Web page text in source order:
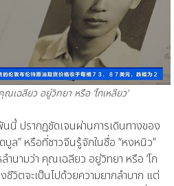
ฉลียว อยู่วิทยา หรือ ‘โกเหลียว’
นี้ ปรากฏชัดเจนผ่านการเดินทางของ
ล” หรือที่ชาวจีนรู้จักในชื่อ “หงหนิว”
นามว่า คุณเฉลียว อยู่วิทยา หรือ ‘โก
ชีวิตจะเป็นไปด้วยความยากลำบาก แต่